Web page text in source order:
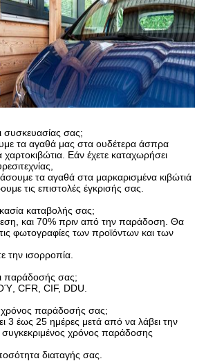
συσκευασίας σας;
τα αγαθά μας στα ουδέτερα άσπρα
χαρτοκιβώτια. Εάν έχετε καταχωρήσει
τα αγαθά στα μαρκαρισμένα κιβώτιά
τις επιστολές έγκρισής σας.
καταβολής σας;
και 70% πριν από την παράδοση. Θα
φωτογραφίες των προϊόντων και των
ισορροπία.
παράδοσής σας;
CFR, CIF, DDU.
παράδοσής σας;
3 έως 25 ημέρες μετά από να λάβει την
χρόνος παράδοσης
διαταγής σας.